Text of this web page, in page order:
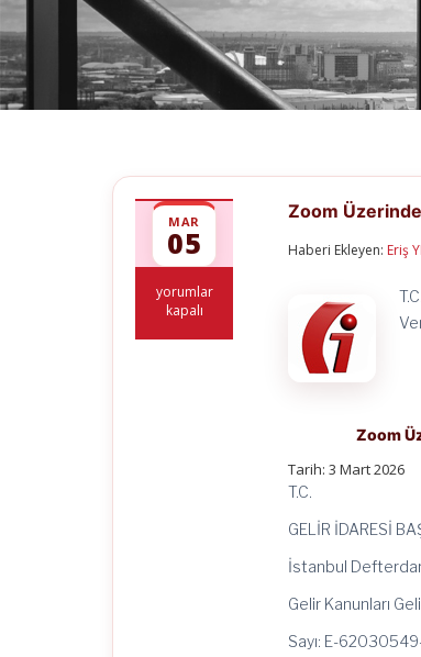
MAR
05
Zoom
Üzerinden
yorumlar
kapalı
Zoom
Haberi Ekleyen: Eriş
Zoom
Tarih:3 Mart 2026
T.C.
GELİR İDARESİ
İstanbul
Gelir Kanunları
Sayı: E-